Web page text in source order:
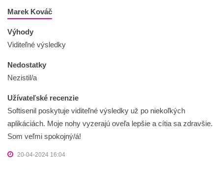
Marek Kováč
Výhody
Viditeľné výsledky
Nedostatky
Nezistil/a
Užívateľské recenzie
Softisenil poskytuje viditeľné výsledky už po niekoľkých
aplikáciách. Moje nohy vyzerajú oveľa lepšie a cítia sa zdravšie.
Som veľmi spokojný/á!
20-04-2024 16:04